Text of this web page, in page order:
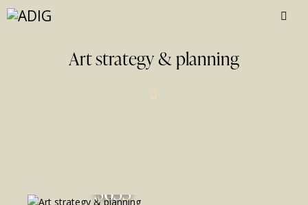
Art strategy & planning
$655